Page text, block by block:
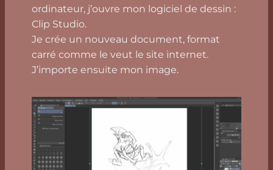
ordinateur, j’ouvre mon logiciel de dessin :
Clip Studio.
Je crée un nouveau document, format
carré comme le veut le site internet.
J’importe ensuite mon image.